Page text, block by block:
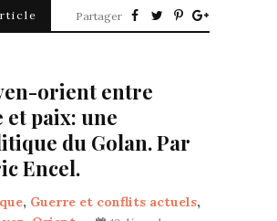
Partager
orient entre
paix: une
du Golan. Par
Encel.
, Guerre et conflits actuels,